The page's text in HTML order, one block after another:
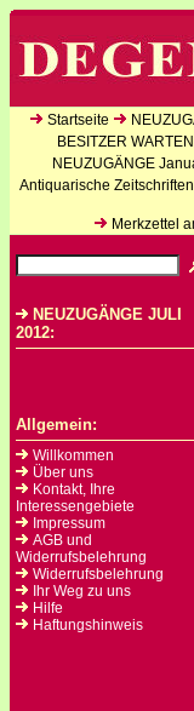
Startseite
BESITZER
NEUZUGÄNGE
Antiquarische Zeitschriften
Merkzettel
NEUZUGÄNGE JULI
2012:
Allgemein:
Willkommen
Über uns
Kontakt, Ihre
Interessengebiete
Impressum
AGB und
Widerrufsbelehrung
Widerrufsbelehrung
Ihr Weg zu uns
Hilfe
Haftungshinweis